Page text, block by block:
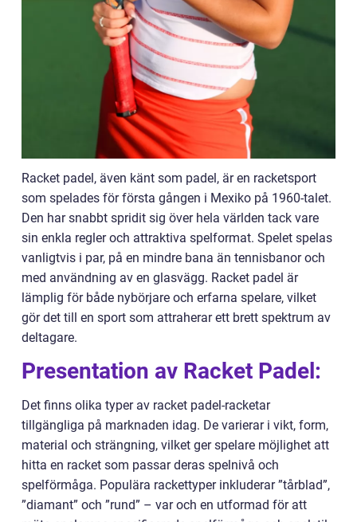
Racket padel, även känt som padel, är en racketsport
som spelades för första gången i Mexiko på 1960-talet.
Den har snabbt spridit sig över hela världen tack vare
sin enkla regler och attraktiva spelformat. Spelet spelas
vanligtvis i par, på en mindre bana än tennisbanor och
med användning av en glasvägg. Racket padel är
lämplig för både nybörjare och erfarna spelare, vilket
gör det till en sport som attraherar ett brett spektrum av
deltagare.
Presentation av Racket Padel:
Det finns olika typer av racket padel-racketar
tillgängliga på marknaden idag. De varierar i vikt, form,
material och strängning, vilket ger spelare möjlighet att
hitta en racket som passar deras spelnivå och
spelförmåga. Populära rackettyper inkluderar ”tårblad”,
”diamant” och ”rund” – var och en utformad för att